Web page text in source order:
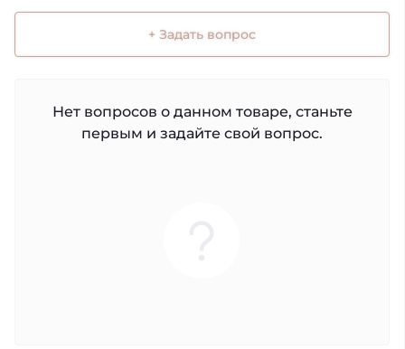
+ Задать вопрос
Нет вопросов о данном товаре, станьте
первым и задайте свой вопрос.